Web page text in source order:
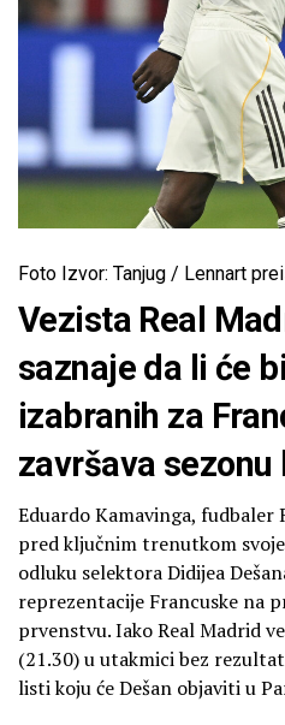
Foto Izvor: Tanjug / Lennart
Vezista Real
saznaje da li će
izabranih za
završava
Eduardo Kamavinga, fudbaler
pred ključnim trenutkom
odluku selektora Didijea
reprezentacije Francuske na
prvenstvu. Iako Real Madrid
(21.30) u utakmici bez
listi koju će Dešan objaviti u